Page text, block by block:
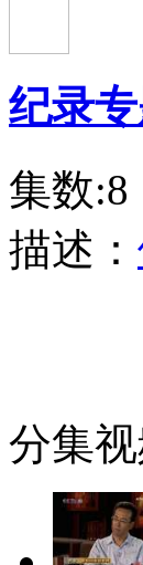
纪录
集数:8
描述：
分集